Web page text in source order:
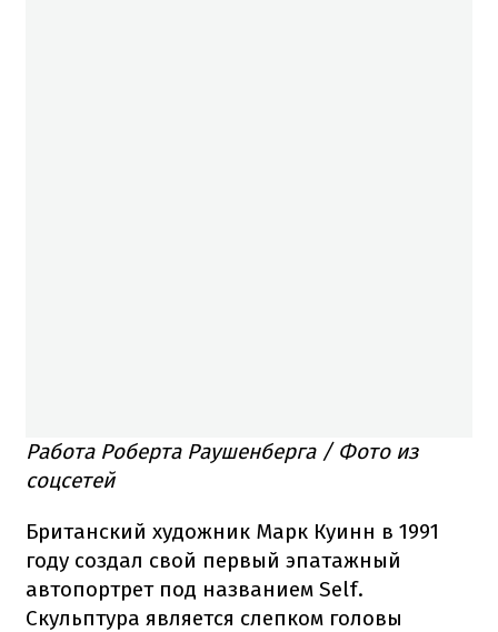
Работа Роберта Раушенберга / Фото из
соцсетей
Британский художник Марк Куинн в 1991
году создал свой первый эпатажный
автопортрет под названием Self.
Скульптура является слепком головы